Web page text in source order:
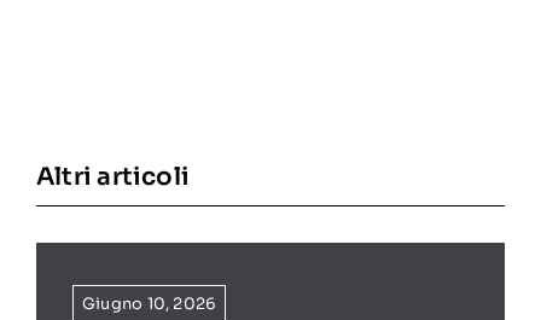
Altri articoli
Giugno 10, 2026